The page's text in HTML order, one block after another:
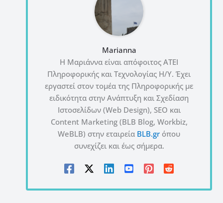
Marianna
Η Μαριάννα είναι απόφοιτος ΑΤΕΙ
Πληροφορικής και Τεχνολογίας Η/Υ. Έχει
εργαστεί στον τομέα της Πληροφορικής με
ειδικότητα στην Ανάπτυξη και Σχεδίαση
Ιστοσελίδων (Web Design), SEO και
Content Marketing (BLB Blog, Workbiz,
WeBLB) στην εταιρεία BLB.gr όπου
συνεχίζει και έως σήμερα.